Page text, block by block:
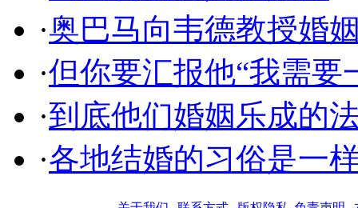
·奥巴马向韦德教授婚
·但你要汇报他“我需要
·到底他们婚姻乐成的
·各地结婚的习俗是一